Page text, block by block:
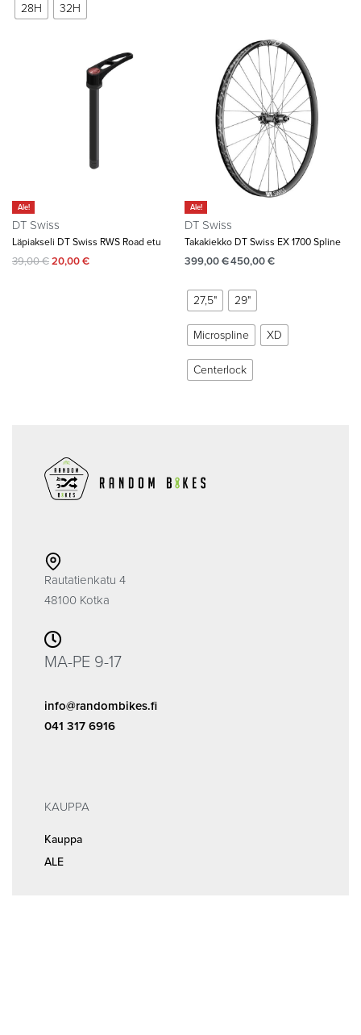
28H 32H
Ale!
DT Swiss
Läpiakseli DT Swiss RWS Road etu
39,00€20,00€
Ale!
DT Swiss
Takakiekko DT Swiss EX 1700 Spline
399,00€450,00€
27,5" 29"
Microspline XD
Centerlock
Rautatienkatu 4
48100 Kotka
MA-PE 9-17
info@randombikes.fi
041 317 6916
KAUPPA
Kauppa
ALE